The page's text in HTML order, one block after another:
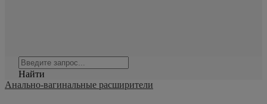
Найти
Анально-вагинальные расширители